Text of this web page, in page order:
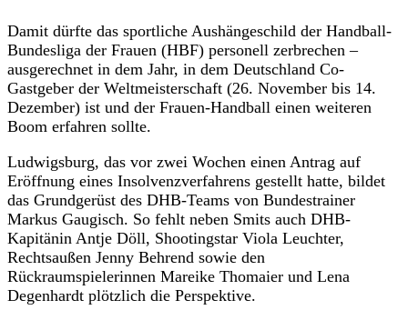
Damit dürfte das sportliche Aushängeschild der Handball-
Bundesliga der Frauen (HBF) personell zerbrechen –
ausgerechnet in dem Jahr, in dem Deutschland Co-
Gastgeber der Weltmeisterschaft (26. November bis 14.
Dezember) ist und der Frauen-Handball einen weiteren
Boom erfahren sollte.
Ludwigsburg, das vor zwei Wochen einen Antrag auf
Eröffnung eines Insolvenzverfahrens gestellt hatte, bildet
das Grundgerüst des DHB-Teams von Bundestrainer
Markus Gaugisch. So fehlt neben Smits auch DHB-
Kapitänin Antje Döll, Shootingstar Viola Leuchter,
Rechtsaußen Jenny Behrend sowie den
Rückraumspielerinnen Mareike Thomaier und Lena
Degenhardt plötzlich die Perspektive.